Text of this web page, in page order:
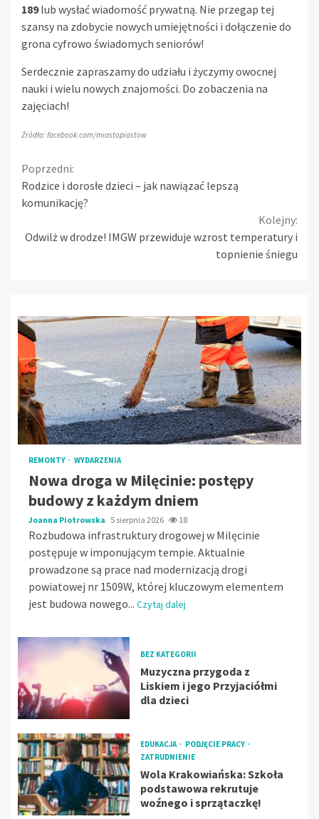
189lub wysłać wiadomość prywatną. Nie przegap tej
szansy na zdobycie nowych umiejętności i dołączenie do
grona cyfrowo świadomych seniorów!
Serdecznie zapraszamy do udziału i życzymy owocnej
nauki i wielu nowych znajomości. Do zobaczenia na
zajęciach!
Źródło: facebook.com/miastopiastow
Continue
Reading
Poprzedni:
Rodzice i dorosłe dzieci – jak nawiązać lepszą
komunikację?
Kolejny:
Odwilż w drodze! IMGW przewiduje wzrost temperatury i
topnienie śniegu
REMONTY WYDARZENIA
Nowa droga w Milęcinie: postępy
budowy z każdym dniem
Joanna Piotrowska 5 sierpnia 2026 18
Rozbudowa infrastruktury drogowej w Milęcinie
postępuje w imponującym tempie. Aktualnie
prowadzone są prace nad modernizacją drogi
powiatowej nr 1509W, której kluczowym elementem
jest budowa nowego... Czytaj dalej
BEZ KATEGORII
Muzyczna przygoda z
Liskiem i jego Przyjaciółmi
dla dzieci
EDUKACJA
PODJĘCIE PRACY
ZATRUDNIENIE
Wola Krakowiańska: Szkoła
podstawowa rekrutuje
woźnego i sprzątaczkę!